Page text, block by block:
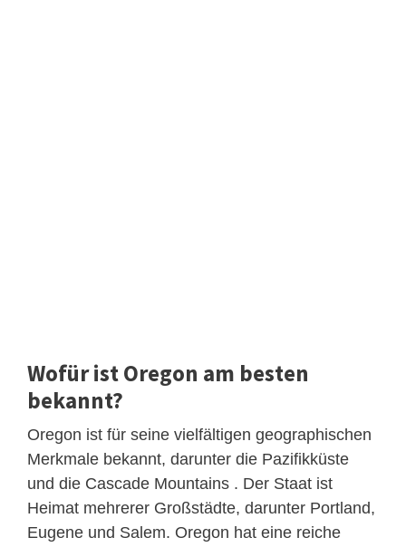
Wofür ist Oregon am besten
bekannt?
Oregon ist für seine vielfältigen geographischen
Merkmale bekannt, darunter die Pazifikküste
und die Cascade Mountains . Der Staat ist
Heimat mehrerer Großstädte, darunter Portland,
Eugene und Salem. Oregon hat eine reiche